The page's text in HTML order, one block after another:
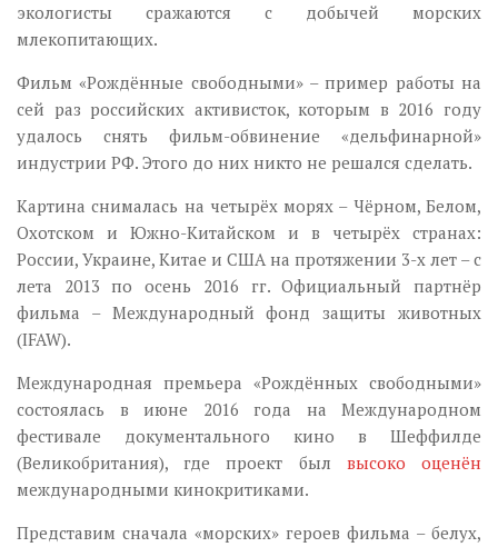
экологисты сражаются с добычей морских
млекопитающих.
Фильм «Рождённые свободными» – пример работы на
сей раз российских активисток, которым в 2016 году
удалось снять фильм-обвинение «дельфинарной»
индустрии РФ. Этого до них никто не решался сделать.
Картина снималась на четырёх морях – Чёрном, Белом,
Охотском и Южно-Китайском и в четырёх странах:
России, Украине, Китае и США на протяжении 3-х лет – с
лета 2013 по осень 2016 гг. Официальный партнёр
фильма – Международный фонд защиты животных
(IFAW).
Международная премьера «Рождённых свободными»
состоялась в июне 2016 года на Международном
фестивале документального кино в Шеффилде
(Великобритания), где проект был высоко оценён
международными кинокритиками.
Представим сначала «морских» героев фильма – белух,